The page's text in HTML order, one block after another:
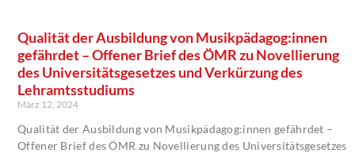
Qualität der Ausbildung von Musikpädagog:innen
gefährdet – Offener Brief des ÖMR zu Novellierung
des Universitätsgesetzes und Verkürzung des
Lehramtsstudiums
März 12, 2024
Qualität der Ausbildung von Musikpädagog:innen gefährdet –
Offener Brief des ÖMR zu Novellierung des Universitätsgesetzes